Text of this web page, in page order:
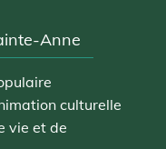
Anne
culturelle
vie et de